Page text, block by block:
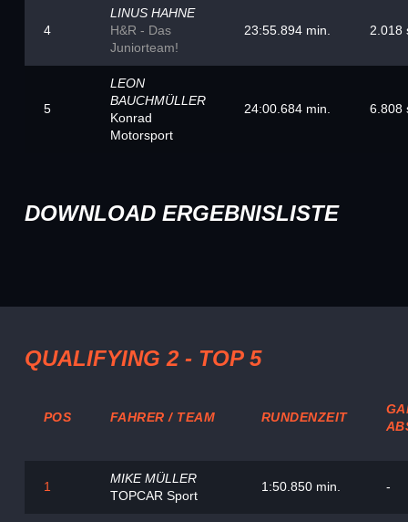
4
LINUS HAHNE
H&R - Das
Juniorteam!
23:55.894 min. 2.018
5
LEON
BAUCHMÜLLER
Konrad
Motorsport
24:00.684 min. 6.808
DOWNLOAD ERGEBNISLISTE
QUALIFYING 2 - TOP 5
POS FAHRER / TEAM RUNDENZEIT
1
MIKE MÜLLER
TOPCAR Sport
1:50.850 min. -